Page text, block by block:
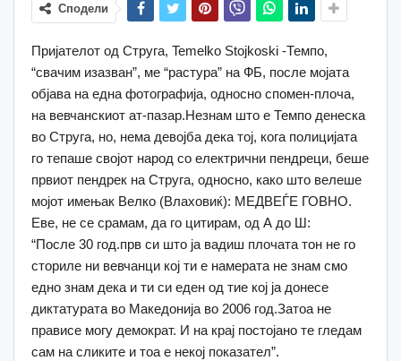
Сподели
Пријателот од Струга, Temelko Stojkoski -Темпо,
“свачим изазван”, ме “растура” на ФБ, после мојата
објава на една фотографија, односно спомен-плоча,
на вевчанскиот ат-пазар.Незнам што е Темпо денеска
во Струга, но, нема девојба дека тој, кога полицијата
го тепаше својот народ со електрични пендреци, беше
првиот пендрек на Струга, односно, како што велеше
мојот имењак Велко (Влаховиќ): МЕДВЕЃЕ ГОВНО.
Еве, не се срамам, да го цитирам, од А до Ш:
“После 30 год.прв си што ја вадиш плочата тон не го
сториле ни вевчанци кој ти е намерата не знам смо
едно знам дека и ти си еден од тие кој ја донесе
диктатурата во Македонија во 2006 год.Затоа не
прависе могу демократ. И на крај постојано те гледам
сам на сликите и тоа е некој показател”.